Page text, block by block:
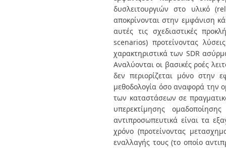
δυσλειτουργιών στο υλικό
αποκρίνονται στην εμφάνιση
αυτές τις σχεδιαστικές
scenarios) προτείνοντας
χαρακτηριστικά των SDR
Αναλύονται οι βασικές ροές
δεν περιορίζεται μόνο στην
μεθοδολογία όσο αναφορά την
των καταστάσεων σε
υπερεκτίμησης
αντιπροσωπευτικά είναι τα
χρόνο (προτείνοντας
εναλλαγής τους (το οποίο